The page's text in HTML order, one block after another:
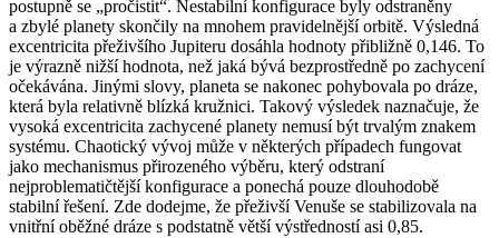
postupně se „pročistit“. Nestabilní konfigurace byly odstraněny
a zbylé planety skončily na mnohem pravidelnější orbitě. Výsledná
excentricita přeživšího Jupiteru dosáhla hodnoty přibližně 0,146. To
je výrazně nižší hodnota, než jaká bývá bezprostředně po zachycení
očekávána. Jinými slovy, planeta se nakonec pohybovala po dráze,
která byla relativně blízká kružnici. Takový výsledek naznačuje, že
vysoká excentricita zachycené planety nemusí být trvalým znakem
systému. Chaotický vývoj může v některých případech fungovat
jako mechanismus přirozeného výběru, který odstraní
nejproblematičtější konfigurace a ponechá pouze dlouhodobě
stabilní řešení. Zde dodejme, že přeživší Venuše se stabilizovala na
vnitřní oběžné dráze s podstatně větší výstředností asi 0,85.